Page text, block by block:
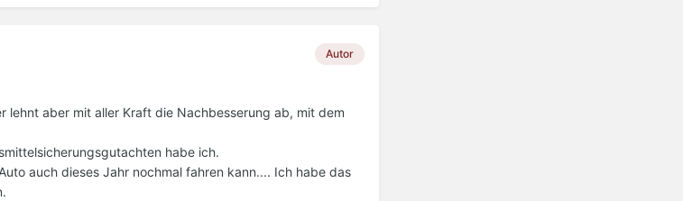
Autor
aber mit aller Kraft die Nachbesserung ab, mit dem
habe ich.
auch dieses Jahr nochmal fahren kann.... Ich habe das